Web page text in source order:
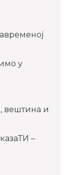
у
вештина и
–